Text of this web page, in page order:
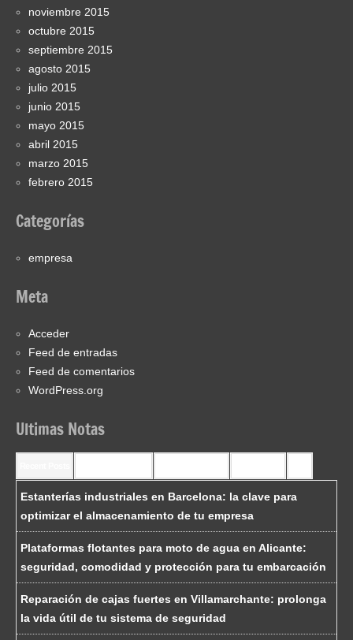
noviembre 2015
octubre 2015
septiembre 2015
agosto 2015
julio 2015
junio 2015
mayo 2015
abril 2015
marzo 2015
febrero 2015
Categorías
empresa
Meta
Acceder
Feed de entradas
Feed de comentarios
WordPress.org
Ultimas Notas
Estanterías industriales en Barcelona: la clave para
optimizar el almacenamiento de tu empresa
Plataformas flotantes para moto de agua en Alicante:
seguridad, comodidad y protección para tu embarcación
Reparación de cajas fuertes en Villamarchante: prolonga
la vida útil de tu sistema de seguridad